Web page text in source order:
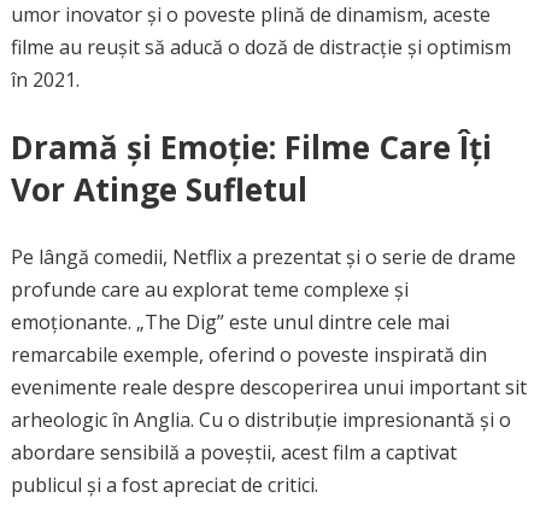
umor inovator și o poveste plină de dinamism, aceste
filme au reușit să aducă o doză de distracție și optimism
în 2021.
Dramă și Emoție: Filme Care Îți
Vor Atinge Sufletul
Pe lângă comedii, Netflix a prezentat și o serie de drame
profunde care au explorat teme complexe și
emoționante. „The Dig” este unul dintre cele mai
remarcabile exemple, oferind o poveste inspirată din
evenimente reale despre descoperirea unui important sit
arheologic în Anglia. Cu o distribuție impresionantă și o
abordare sensibilă a poveștii, acest film a captivat
publicul și a fost apreciat de critici.